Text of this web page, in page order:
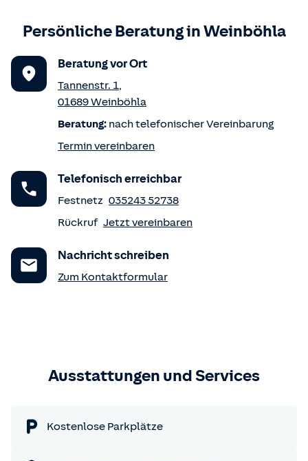
Persönliche Beratung inWeinböhla
Beratung vor Ort
Tannenstr. 1,
01689Weinböhla
Beratung: nach telefonischer Vereinbarung
Termin vereinbaren
Telefonisch erreichbar
Festnetz 035243 52738
Rückruf Jetzt vereinbaren
Nachricht schreiben
Zum Kontaktformular
Ausstattungen und Services
Kostenlose Parkplätze